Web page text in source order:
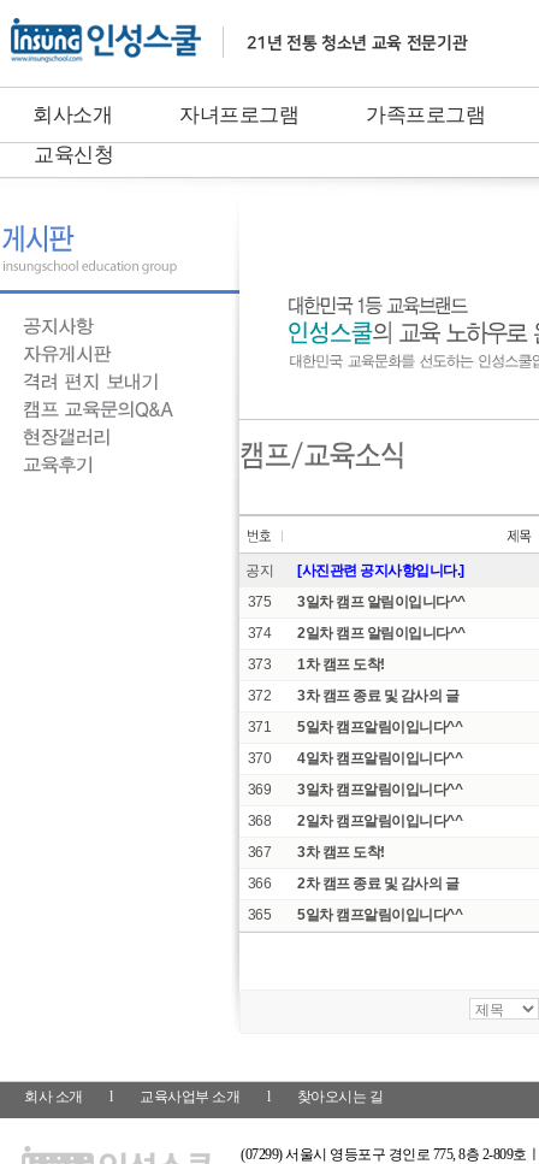
회사소개 자녀프로그램
가족프로그램
교육신청
공지
[사진관련 공지사항입니다.]
375
3일차 캠프 알림이입니다^^
374
2일차 캠프 알림이입니다^^
373
1차 캠프 도착!
372
3차 캠프 종료 및 감사의 글
371
5일차 캠프알림이입니다^^
370
4일차 캠프알림이입니다^^
369
3일차 캠프알림이입니다^^
368
2일차 캠프알림이입니다^^
367
3차 캠프 도착!
366
2차 캠프 종료 및 감사의 글
365
5일차 캠프알림이입니다^^
회사 소개 l 교육사업부 소개 l 찾아오시는 길
(07299) 서울시 영등포구 경인로 775, 8층 2-809호